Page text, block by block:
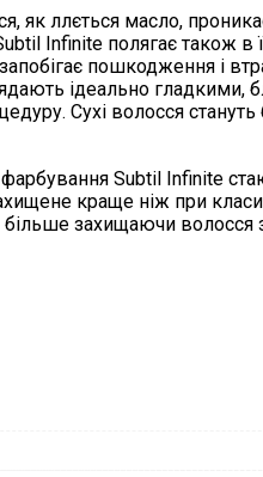
як ллється масло,
Infinite полягає також в
пошкодження і
ідеально гладкими,
Сухі волосся стануть
Subtil Infinite
краще ніж при
більше захищаючи